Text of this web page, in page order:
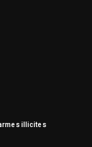
illicites